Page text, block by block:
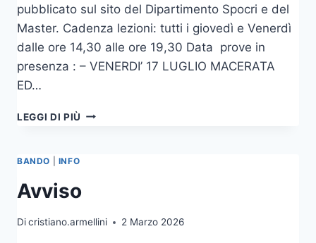
E
N.1
INCARICO
DI
TUTOR
2025-
pubblicato sul sito del Dipartimento Spocri e del
Master. Cadenza lezioni: tutti i giovedì e Venerdì
dalle ore 14,30 alle ore 19,30 Data prove in
presenza : – VENERDI’ 17 LUGLIO MACERATA
ED…
LEGGI DI PIÙ AVVISO
BANDO INFO
Avviso
Dicristiano.armellini 2 Marzo 2026